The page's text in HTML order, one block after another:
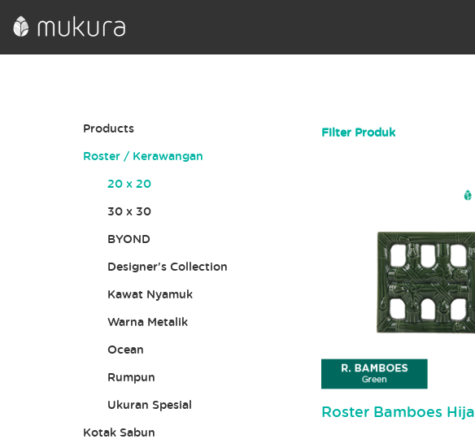
Products
Roster / Kerawangan
20 x 20
30 x 30
BYOND
Designer's Collection
Kawat Nyamuk
Warna Metalik
Ocean
Rumpun
Ukuran Spesial
Kotak Sabun
Filter Produk
Roster Bamboes